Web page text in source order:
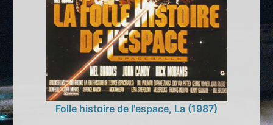
Folle histoire de l'espace, La (1987)